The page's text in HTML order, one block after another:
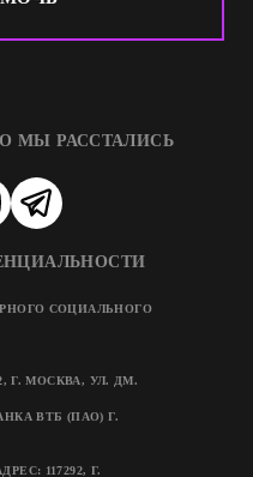
МЫ РАССТАЛИСЬ
СОЦИАЛЬНОГО
Г. МОСКВА, УЛ. ДМ.
ВТБ (ПАО) Г.
117292, Г.